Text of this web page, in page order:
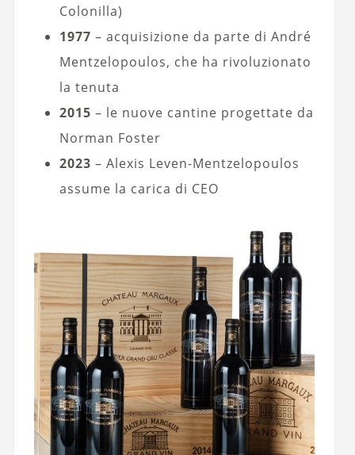
Colonilla)
1977 – acquisizione da parte di André
Mentzelopoulos, che ha rivoluzionato
la tenuta
2015 – le nuove cantine progettate da
Norman Foster
2023 – Alexis Leven-Mentzelopoulos
assume la carica di CEO